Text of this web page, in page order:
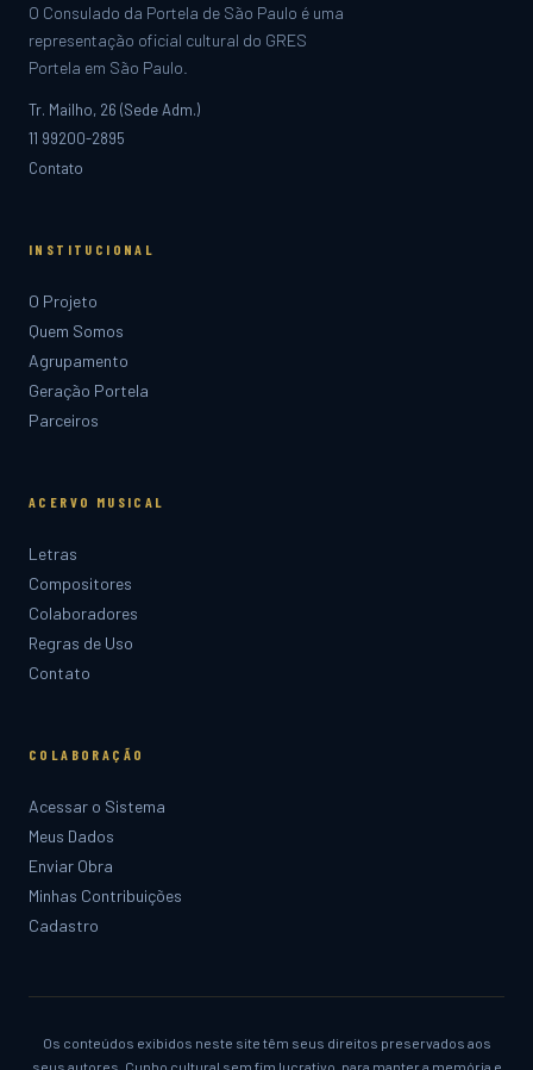
O Consulado da Portela de São Paulo é uma
representação oficial cultural do GRES
Portela em São Paulo.
Tr. Mailho, 26 (Sede Adm.)
11 99200-2895
Contato
INSTITUCIONAL
O Projeto
Quem Somos
Agrupamento
Geração Portela
Parceiros
ACERVO MUSICAL
Letras
Compositores
Colaboradores
Regras de Uso
Contato
COLABORAÇÃO
Acessar o Sistema
Meus Dados
Enviar Obra
Minhas Contribuições
Cadastro
Os conteúdos exibidos neste site têm seus direitos preservados aos
seus autores. Cunho cultural sem fim lucrativo, para manter a memória e